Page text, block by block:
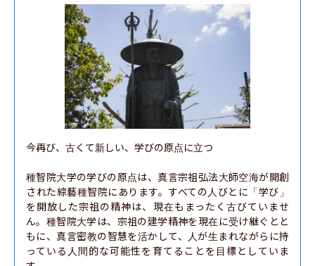
今再び、古くて新しい、学びの原点に立つ
種智院大学の学びの原点は、真言宗祖弘法大師空海が開創
された綜藝種智院にあります。すべての人びとに「学び」
を開放した宗祖の精神は、現在もまったく古びていませ
ん。種智院大学は、宗祖の建学精神を現在に受け継ぐとと
もに、真言密教の智慧を活かして、人が生まれながらに持
っている人間的な可能性を育てることを目標としていま